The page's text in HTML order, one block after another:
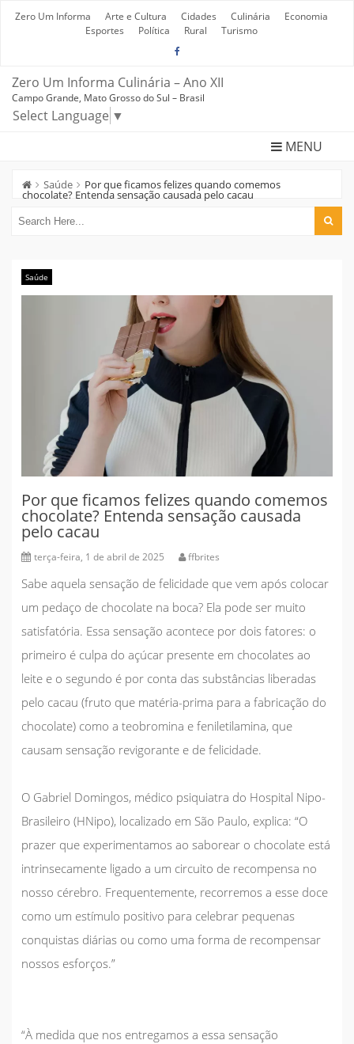
Zero Um Informa Arte e Cultura Cidades Culinária
Economia
Esportes
Política Rural Turismo
Zero Um Informa Culinária – Ano XII
Campo Grande, Mato Grosso do Sul – Brasil
Select Language ▼
MENU
Saúde Por que ficamos felizes quando comemos
chocolate? Entenda sensação causada pelo cacau
Saúde
Por que ficamos felizes quando comemos
chocolate? Entenda sensação causada
pelo cacau
terça-feira, 1 de abril de 2025 ffbrites
Sabe aquela sensação de felicidade que vem após colocar
um pedaço de chocolate na boca? Ela pode ser muito
satisfatória. Essa sensação acontece por dois fatores: o
primeiro é culpa do açúcar presente em chocolates ao
leite e o segundo é por conta das substâncias liberadas
pelo cacau (fruto que matéria-prima para a fabricação do
chocolate) como a teobromina e feniletilamina, que
causam sensação revigorante e de felicidade.
O Gabriel Domingos, médico psiquiatra do Hospital Nipo-
Brasileiro (HNipo), localizado em São Paulo, explica: “O
prazer que experimentamos ao saborear o chocolate está
intrinsecamente ligado a um circuito de recompensa no
nosso cérebro. Frequentemente, recorremos a esse doce
como um estímulo positivo para celebrar pequenas
conquistas diárias ou como uma forma de recompensar
nossos esforços.”
“À medida que nos entregamos a essa sensação